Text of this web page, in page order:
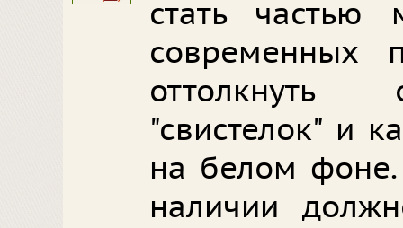
стать частью
современных
оттолкнуть
"свистелок" и
на белом фоне.
наличии